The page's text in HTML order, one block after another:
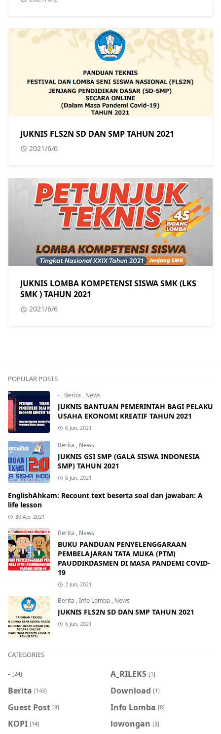
JUKNIS FLS2N SD DAN SMP TAHUN 2021
2021/6/6
JUKNIS LOMBA KOMPETENSI SISWA SMK (LKS
SMK ) TAHUN 2021
2021/6/6
POPULAR POSTS
-, Berita , News
JUKNIS BANTUAN PEMERINTAH BAGI PELAKU
USAHA EKONOMI KREATIF TAHUN 2021
6 Jun, 2021
Berita , News
JUKNIS GSI SMP (GALA SISWA INDONESIA
SMP) TAHUN 2021
6 Jun, 2021
EnglishAhkam: Recount text beserta soal dan jawaban: A
life lesson
30 Apr, 2021
Berita , News
BUKU PANDUAN PENYELENGGARAAN
PEMBELAJARAN TATA MUKA (PTM)
PAUDDIKDASMEN DI MASA PANDEMI COVID-
19
2 Jun, 2021
Berita ,Info Lomba , News
JUKNIS FLS2N SD DAN SMP TAHUN 2021
6 Jun, 2021
CATEGORIES
- [24] A_RILEKS [1]
Berita [143] Download [1]
Guest Post [8] Info Lomba [8]
KOPI [14] lowongan [3]